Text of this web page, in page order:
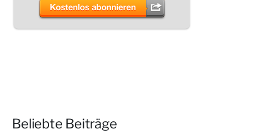
Beliebte Beiträge